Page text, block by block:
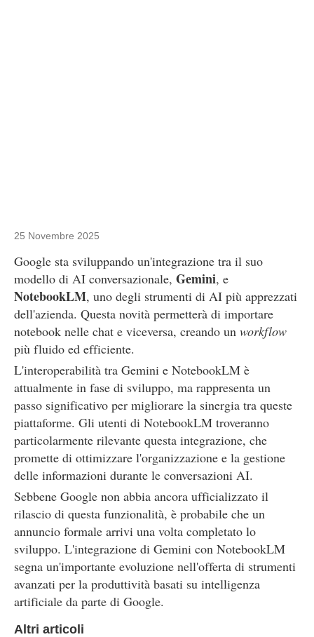
25 Novembre 2025
Google sta sviluppando un'integrazione tra il suo
modello di AI conversazionale, Gemini, e
NotebookLM, uno degli strumenti di AI più apprezzati
dell'azienda. Questa novità permetterà di importare
notebook nelle chat e viceversa, creando un workflow
più fluido ed efficiente.
L'interoperabilità tra Gemini e NotebookLM è
attualmente in fase di sviluppo, ma rappresenta un
passo significativo per migliorare la sinergia tra queste
piattaforme. Gli utenti di NotebookLM troveranno
particolarmente rilevante questa integrazione, che
promette di ottimizzare l'organizzazione e la gestione
delle informazioni durante le conversazioni AI.
Sebbene Google non abbia ancora ufficializzato il
rilascio di questa funzionalità, è probabile che un
annuncio formale arrivi una volta completato lo
sviluppo. L'integrazione di Gemini con NotebookLM
segna un'importante evoluzione nell'offerta di strumenti
avanzati per la produttività basati su intelligenza
artificiale da parte di Google.
Altri articoli